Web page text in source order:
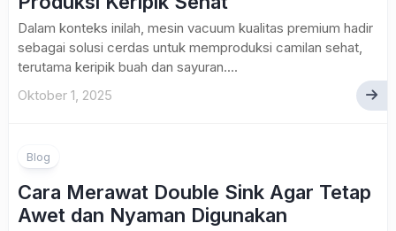
Dalam konteks inilah, mesin vacuum kualitas premium hadir
sebagai solusi cerdas untuk memproduksi camilan sehat,
terutama keripik buah dan sayuran....
Oktober 1, 2025
Blog
Cara Merawat Double Sink Agar Tetap
Awet dan Nyaman Digunakan